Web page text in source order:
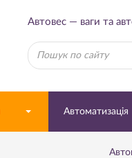
Автовес — ваги та
Автоматизація